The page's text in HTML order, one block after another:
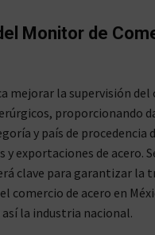
Monitor de
mejorar la supervisión del
proporcionando
y país de procedencia
exportaciones de acero.
clave para garantizar la
comercio de acero en
la industria nacional.